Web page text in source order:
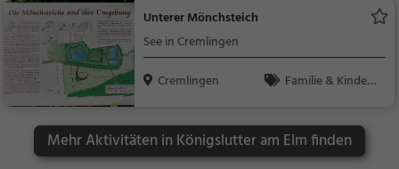
Unterer Mönchsteich
See in Cremlingen
Cremlingen
Familie & Kinder,
Mehr Aktivitäten in Königslutter am Elm finden